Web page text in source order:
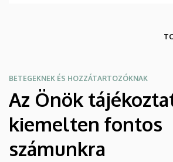
Egyetem téren felállított
BETEGEKNEK ÉS HOZZÁTARTOZÓKNAK
Az Önök
kiemelten fontos
számunkra